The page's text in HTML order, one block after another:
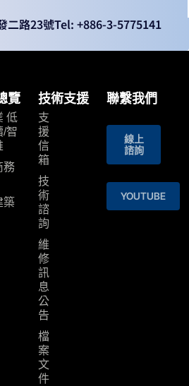
二路23號Tel: +886-3-5775141
覽
低
/智
務
築
技術支援
支
援
信
箱
技
術
諮
詢
維
修
訊
息
公
告
檔
案
文
件
聯繫我們
線上
諮詢
YOUTUBE